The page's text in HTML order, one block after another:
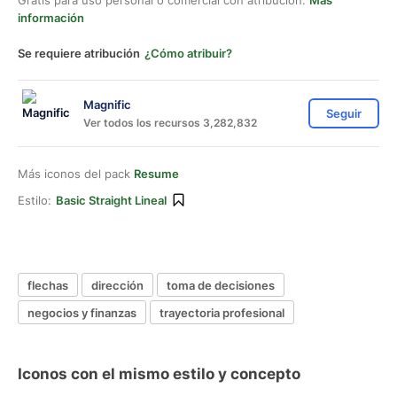
información
Se requiere atribución ¿Cómo atribuir?
Magnific
Ver todos los recursos 3,282,832
Seguir
Más iconos del pack Resume
Estilo: Basic Straight Lineal
flechas dirección
toma de decisiones
negocios y finanzas
trayectoria profesional
Iconos con el mismo estilo y concepto